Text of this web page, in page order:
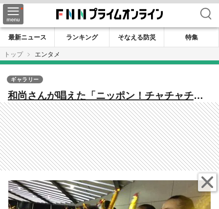
検索
最新ニュース ランキング そなえる防災
特集
トップ
エンタメ
和尚さんが唱えた「ニッポン！チャチャチ
ャ」 バレーの応援が最初じゃない！？【W
杯バレー豆知識】
ギャラリー